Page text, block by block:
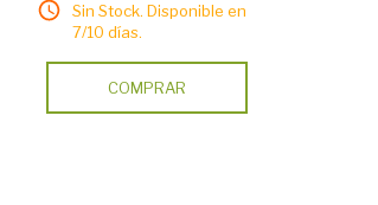
Sin Stock. Disponible en
7/10 días.
COMPRAR